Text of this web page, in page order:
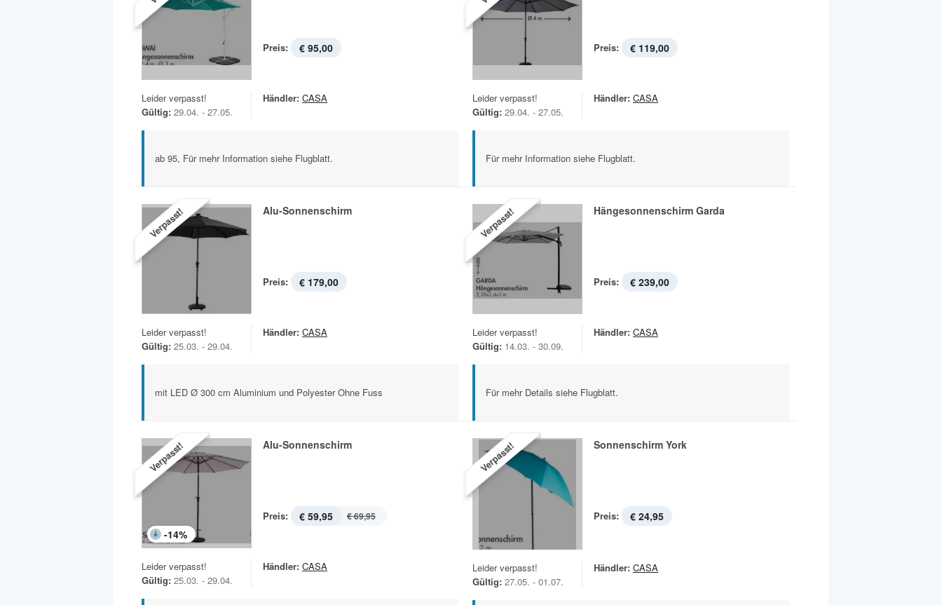
Preis: € 95,00
Leider verpasst!
Gültig: 29.04. - 27.05.
Händler: CASA
ab 95, Für mehr Information siehe Flugblatt.
Preis: € 119,00
Leider verpasst!
Gültig: 29.04. - 27.05.
Händler: CASA
Für mehr Information siehe Flugblatt.
Verpasst! Alu-Sonnenschirm
Preis: € 179,00
Leider verpasst!
Gültig: 25.03. - 29.04.
Händler: CASA
mit LED Ø 300 cm Aluminium und Polyester Ohne Fuss
Verpasst! Hängesonnenschirm Garda
Preis: € 239,00
Leider verpasst!
Gültig: 14.03. - 30.09.
Händler: CASA
Für mehr Details siehe Flugblatt.
Verpasst!
-14%
Alu-Sonnenschirm
Preis: € 59,95 € 69,95
Leider verpasst!
Gültig: 25.03. - 29.04.
Händler: CASA
Verpasst! Sonnenschirm York
Preis: € 24,95
Leider verpasst!
Gültig: 27.05. - 01.07.
Händler: CASA